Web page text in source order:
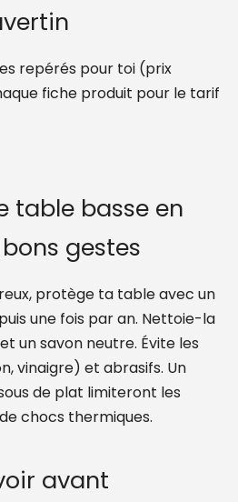
repérés pour toi (prix
fiche produit pour le tarif
table basse en
gestes
protège ta table avec un
une fois par an. Nettoie-la
un savon neutre. Évite les
vinaigre) et abrasifs. Un
de plat limiteront les
chocs thermiques.
avant